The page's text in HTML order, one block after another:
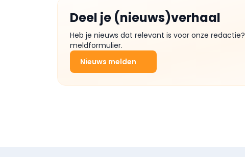
Deel je (nieuws)verhaal
Heb je nieuws dat relevant is voor onze
meldformulier.
Nieuws melden